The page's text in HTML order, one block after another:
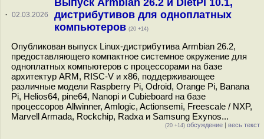
· 02.03.2026
Выпуск Armbian 26.2 и DietPi 10.1,
дистрибутивов для одноплатных
компьютеров (20 +14)
Опубликован выпуск Linux-дистрибутива Armbian 26.2,
предоставляющего компактное системное окружение для
одноплатных компьютеров с процессорами на базе
архитектур ARM, RISC-V и x86, поддерживающее
различные модели Raspberry Pi, Odroid, Orange Pi, Banana
Pi, Helios64, pine64, Nanopi и Cubieboard на базе
процессоров Allwinner, Amlogic, Actionsemi, Freescale / NXP,
Marvell Armada, Rockchip, Radxa и Samsung Exynos...
(20 +14) обсуждение | весь текст